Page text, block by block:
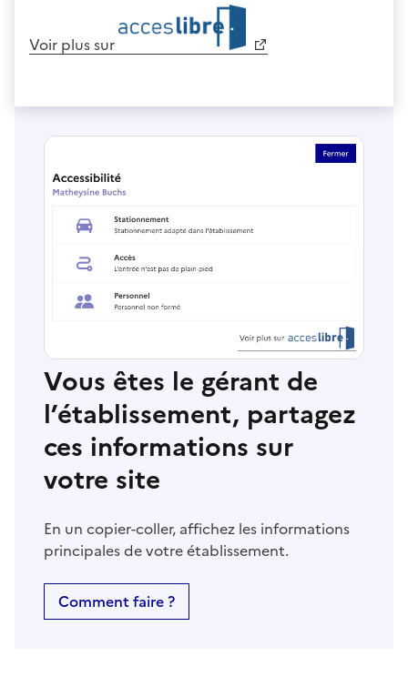
Voir plus sur
Vous êtes le gérant de
l’établissement, partagez
ces informations sur
votre site
En un copier-coller, affichez les informations
principales de votre établissement.
Comment faire ?